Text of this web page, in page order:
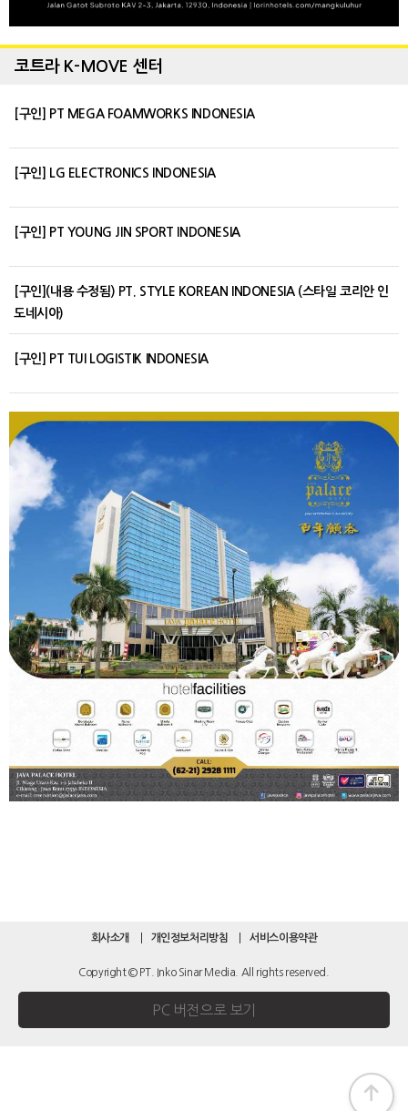
코트라 K-MOVE 센터
[구인] PT MEGA FOAMWORKS INDONESIA
[구인] LG ELECTRONICS INDONESIA
[구인] PT YOUNG JIN SPORT INDONESIA
[구인](내용 수정됨) PT. STYLE KOREAN INDONESIA (스타일 코리안 인
도네시아)
[구인] PT TUI LOGISTIK INDONESIA
회사소개 개인정보처리방침 서비스이용약관
Copyright © PT. Inko Sinar Media. All rights reserved.
PC 버전으로 보기